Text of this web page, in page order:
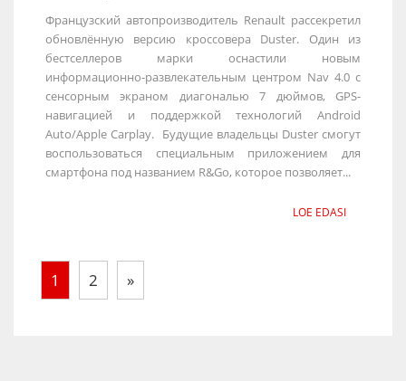
Французский автопроизводитель Renault рассекретил
обновлённую версию кроссовера Duster. Один из
бестселлеров марки оснастили новым
информационно-развлекательным центром Nav 4.0 с
сенсорным экраном диагональю 7 дюймов, GPS-
навигацией и поддержкой технологий Android
Auto/Apple Carplay. Будущие владельцы Duster смогут
воспользоваться специальным приложением для
смартфона под названием R&Go, которое позволяет...
LOE EDASI
1 2 »